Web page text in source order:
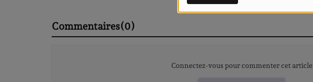
Commentaires(0)
Connectez-vous pour commenter cet article